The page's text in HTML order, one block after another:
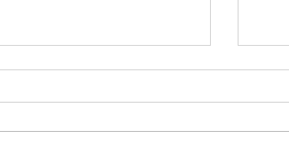
무엇이 AI 강국인가
정부가 AI G3를 외치고 있다. 미
중
서론